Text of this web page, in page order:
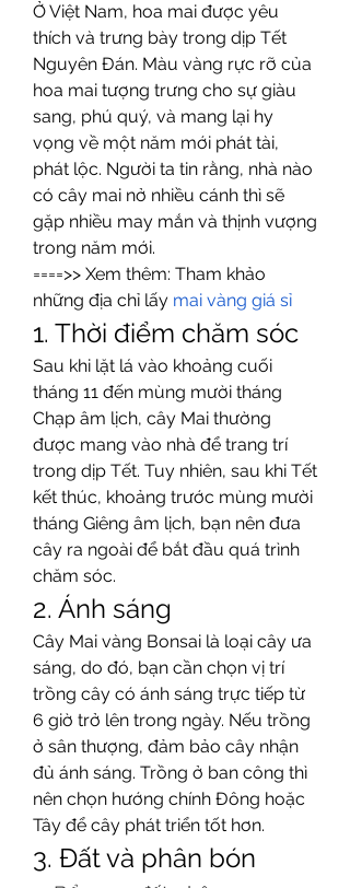
Ở Việt Nam, hoa mai được yêu
thích và trưng bày trong dịp Tết
Nguyên Đán. Màu vàng rực rỡ của
hoa mai tượng trưng cho sự giàu
sang, phú quý, và mang lại hy
vọng về một năm mới phát tài,
phát lộc. Người ta tin rằng, nhà nào
có cây mai nở nhiều cánh thì sẽ
gặp nhiều may mắn và thịnh vượng
trong năm mới.
====>> Xem thêm: Tham khảo
những địa chỉ lấy mai vàng giá sỉ
1. Thời điểm chăm sóc
Sau khi lặt lá vào khoảng cuối
tháng 11 đến mùng mười tháng
Chạp âm lịch, cây Mai thường
được mang vào nhà để trang trí
trong dịp Tết. Tuy nhiên, sau khi Tết
kết thúc, khoảng trước mùng mười
tháng Giêng âm lịch, bạn nên đưa
cây ra ngoài để bắt đầu quá trình
chăm sóc.
2. Ánh sáng
Cây Mai vàng Bonsai là loại cây ưa
sáng, do đó, bạn cần chọn vị trí
trồng cây có ánh sáng trực tiếp từ
6 giờ trở lên trong ngày. Nếu trồng
ở sân thượng, đảm bảo cây nhận
đủ ánh sáng. Trồng ở ban công thì
nên chọn hướng chính Đông hoặc
Tây để cây phát triển tốt hơn.
3. Đất và phân bón